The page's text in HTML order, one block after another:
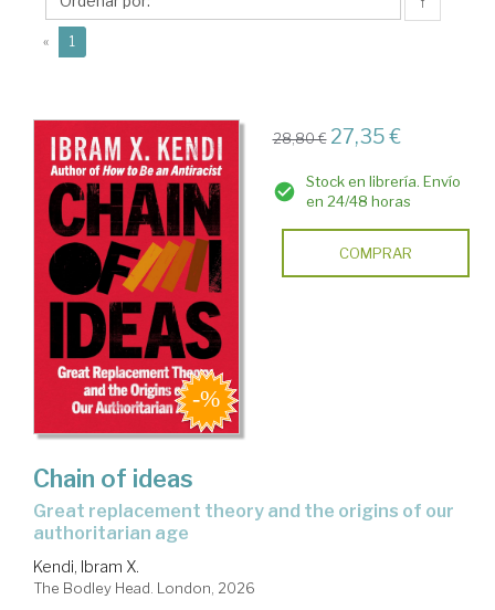
« 1
28,80 € 27,35 €
Stock en librería. Envío
en 24/48 horas
COMPRAR
Chain of ideas
great replacement theory and the origins of our
authoritarian age
Kendi, Ibram X.
The Bodley Head. London, 2026